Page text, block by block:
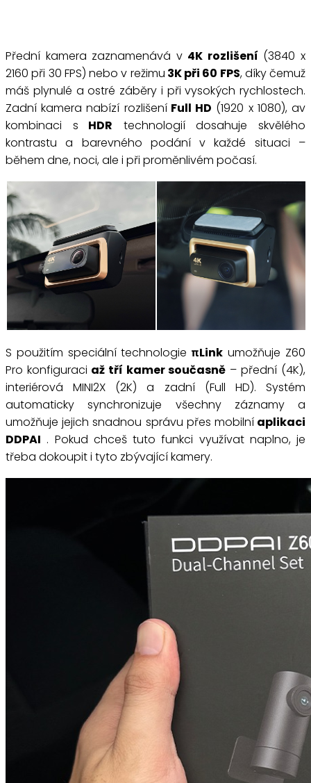
Přední kamera zaznamenává v 4K rozlišení (3840 x
2160 při 30 FPS) nebo v režimu 3K při 60 FPS, díky čemuž
máš plynulé a ostré záběry i při vysokých rychlostech.
Zadní kamera nabízí rozlišeníFull HD (1920 x 1080), av
kombinaci s HDR technologií dosahuje skvělého
kontrastu a barevného podání v každé situaci –
během dne, noci, ale i při proměnlivém počasí.
S použitím speciální technologie πLink umožňuje Z60
Pro konfiguraci až tří kamer současně – přední (4K),
interiérová MINI2X (2K) a zadní (Full HD). Systém
automaticky synchronizuje všechny záznamy a
umožňuje jejich snadnou správu přes mobilníaplikaci
DDPAI . Pokud chceš tuto funkci využívat naplno, je
třeba dokoupit i tyto zbývající kamery.